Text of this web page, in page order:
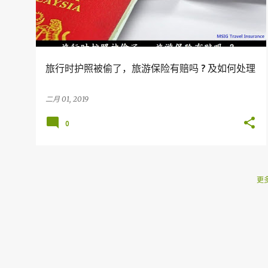
旅行时护照被偷了，旅游保险有赔吗 ? 及如何处理
二月 01, 2019
0
更